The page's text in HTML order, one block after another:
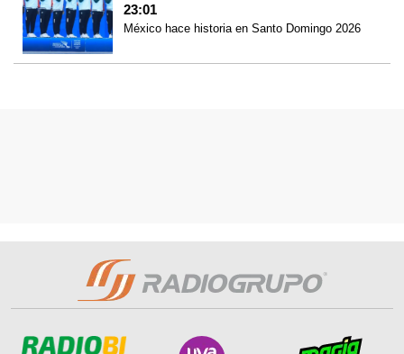
23:01
México hace historia en Santo Domingo 2026